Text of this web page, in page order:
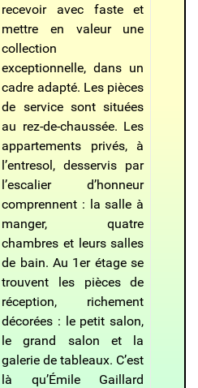
recevoir avec faste et
mettre en valeur une
collection
exceptionnelle, dans un
cadre adapté. Les pièces
de service sont situées
au rez-de-chaussée. Les
appartements privés, à
l’entresol, desservis par
l’escalier d’honneur
comprennent : la salle à
manger, quatre
chambres et leurs salles
de bain. Au 1er étage se
trouvent les pièces de
réception, richement
décorées : le petit salon,
le grand salon et la
galerie de tableaux. C’est
là qu’Émile Gaillard